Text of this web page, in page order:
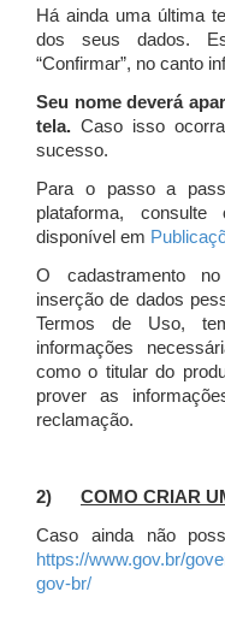
Há ainda uma última
dos seus dados.
“Confirmar”, no canto
Seu nome deverá
tela. Caso isso
sucesso.
Para o passo a
plataforma,
disponível em
O cadastramento no
inserção de dados
Termos de Uso,
informações
como o titular do
prover as
reclamação.
2) COMO CRIAR
Caso ainda não
https://www.gov.br/
gov-br/